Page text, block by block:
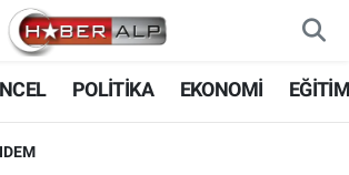
POLİTİKA EKONOMİ